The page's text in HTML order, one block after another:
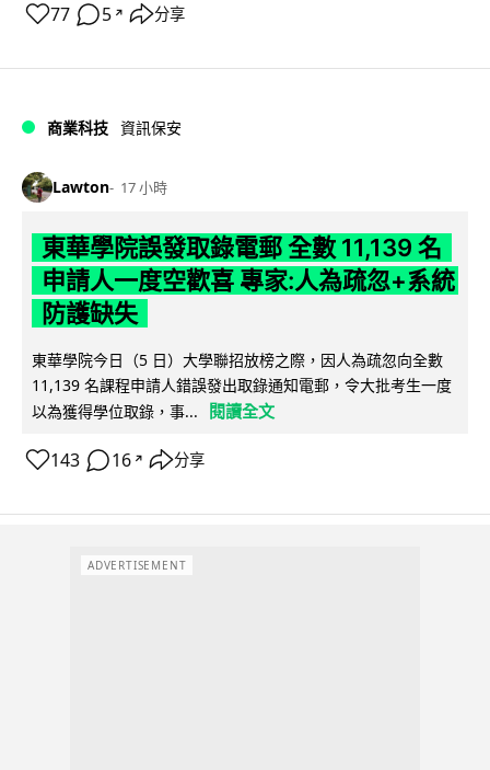
77 5 ↗ 分享
商業科技 資訊保安
Lawton 17 小時
東華學院誤發取錄電郵 全數 11,139 名
申請人一度空歡喜 專家:人為疏忽+系統
防護缺失
東華學院今日（5 日）大學聯招放榜之際，因人為疏忽向全數
11,139 名課程申請人錯誤發出取錄通知電郵，令大批考生一度
以為獲得學位取錄，事...
閱讀全文
143 16 ↗ 分享
ADVERTISEMENT